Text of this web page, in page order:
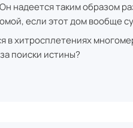
надеется таким образом
если этот дом вообще
в хитросплетениях
поиски истины?